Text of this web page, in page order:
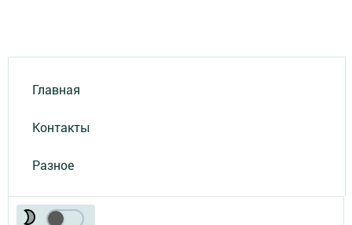
Главная
Контакты
Разное